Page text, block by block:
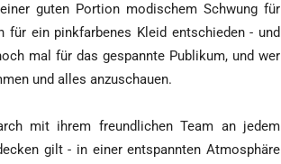
guten Por­ti­on modi­schem Schwung für
für ein pink­far­be­nes Kleid ent­schie­den - und
mal für das gespann­te Publi­kum, und wer
und alles anzuschauen.
mit ihrem freund­li­chen Team an jedem
gilt - in einer ent­spann­ten Atmo­sphä­re